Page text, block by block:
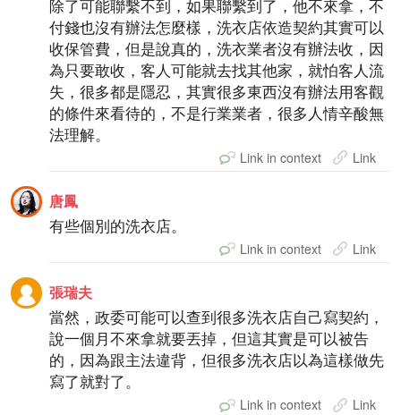
除了可能聯繫不到，如果聯繫到了，他不來拿，不
付錢也沒有辦法怎麼樣，洗衣店依造契約其實可以
收保管費，但是說真的，洗衣業者沒有辦法收，因
為只要敢收，客人可能就去找其他家，就怕客人流
失，很多都是隱忍，其實很多東西沒有辦法用客觀
的條件來看待的，不是行業業者，很多人情辛酸無
法理解。
Link in context Link
唐鳳
有些個別的洗衣店。
Link in context Link
張瑞夫
當然，政委可能可以查到很多洗衣店自己寫契約，
說一個月不來拿就要丟掉，但這其實是可以被告
的，因為跟主法違背，但很多洗衣店以為這樣做先
寫了就對了。
Link in context Link